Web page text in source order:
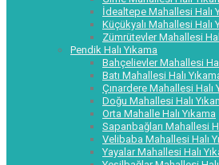
İdealtepe Mahallesi Halı
Küçükyalı Mahallesi Halı
Zümrütevler Mahallesi
Pendik Halı Yıkama
Bahçelievler Mahallesi
Batı Mahallesi Halı
Çınardere Mahallesi Halı
Doğu Mahallesi Halı
Orta Mahalle Halı Yıkama
Sapanbağları Mahallesi
Velibaba Mahallesi Halı
Yayalar Mahallesi Halı